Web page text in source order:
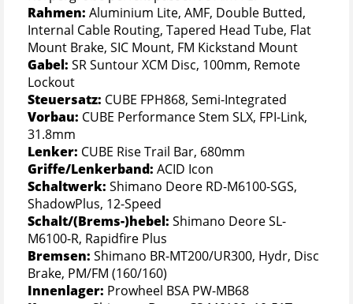
Rahmen: Aluminium Lite, AMF, Double Butted,
Internal Cable Routing, Tapered Head Tube, Flat
Mount Brake, SIC Mount, FM Kickstand Mount
Gabel: SR Suntour XCM Disc, 100mm, Remote
Lockout
Steuersatz: CUBE FPH868, Semi-Integrated
Vorbau: CUBE Performance Stem SLX, FPI-Link,
31.8mm
Lenker: CUBE Rise Trail Bar, 680mm
Griffe/Lenkerband: ACID Icon
Schaltwerk: Shimano Deore RD-M6100-SGS,
ShadowPlus, 12-Speed
Schalt/(Brems-)hebel: Shimano Deore SL-
M6100-R, Rapidfire Plus
Bremsen: Shimano BR-MT200/UR300, Hydr, Disc
Brake, PM/FM (160/160)
Innenlager: Prowheel BSA PW-MB68